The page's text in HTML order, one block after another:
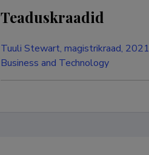
Teaduskraadid
Tuuli Stewart, magistrikraad,
Business and Technology